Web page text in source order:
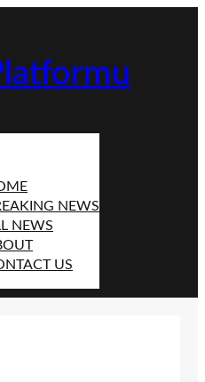
NEWS
NEWS
US